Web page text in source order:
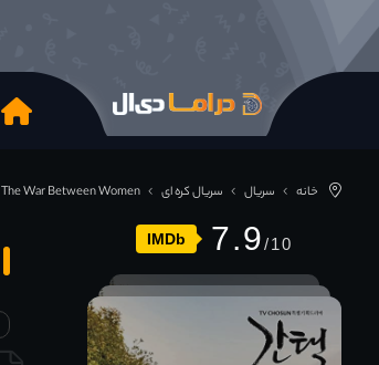
خانه سریال سریال کره ای The War Between Women
IMDb 7.9